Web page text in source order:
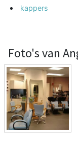
kappers
Foto's van